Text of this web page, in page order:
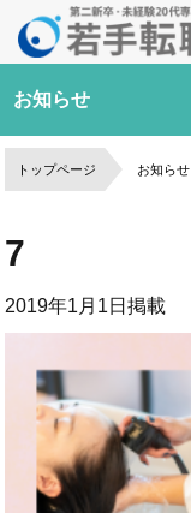
お知らせ
トップページ お知らせ
7
2019年1月1日掲載